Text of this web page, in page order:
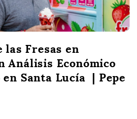
las Fresas en
Análisis Económico
en Santa Lucía | Pepe